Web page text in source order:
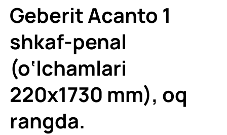
Geberit Acanto 1
shkaf-penal
(o‘lchamlari
220x1730 mm), oq
rangda.